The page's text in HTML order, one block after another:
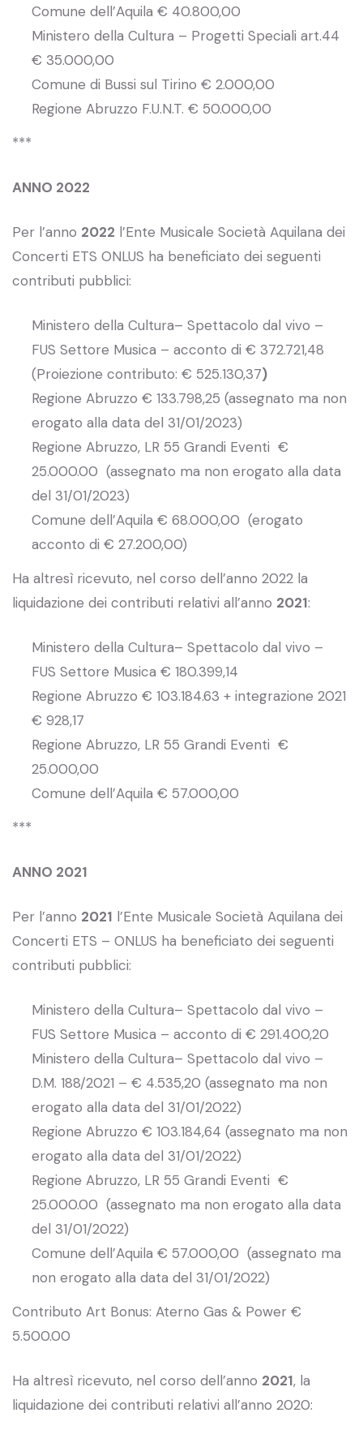
Comune dell’Aquila € 40.800,00
Ministero della Cultura – Progetti Speciali art.44
€ 35.000,00
Comune di Bussi sul Tirino € 2.000,00
Regione Abruzzo F.U.N.T. € 50.000,00
***
ANNO 2022
Per l’anno 2022 l’Ente Musicale Società Aquilana dei
Concerti ETS ONLUS ha beneficiato dei seguenti
contributi pubblici:
Ministero della Cultura– Spettacolo dal vivo –
FUS Settore Musica – acconto di € 372.721,48
(Proiezione contributo: € 525.130,37)
Regione Abruzzo € 133.798,25 (assegnato ma non
erogato alla data del 31/01/2023)
Regione Abruzzo, LR 55 Grandi Eventi €
25.000.00 (assegnato ma non erogato alla data
del 31/01/2023)
Comune dell’Aquila € 68.000,00 (erogato
acconto di € 27.200,00)
Ha altresì ricevuto, nel corso dell’anno 2022 la
liquidazione dei contributi relativi all’anno 2021:
Ministero della Cultura– Spettacolo dal vivo –
FUS Settore Musica € 180.399,14
Regione Abruzzo € 103.184.63 + integrazione 2021
€ 928,17
Regione Abruzzo, LR 55 Grandi Eventi €
25.000,00
Comune dell’Aquila € 57.000,00
***
ANNO 2021
Per l’anno 2021 l’Ente Musicale Società Aquilana dei
Concerti ETS – ONLUS ha beneficiato dei seguenti
contributi pubblici:
Ministero della Cultura– Spettacolo dal vivo –
FUS Settore Musica – acconto di € 291.400,20
Ministero della Cultura– Spettacolo dal vivo –
D.M. 188/2021 – € 4.535,20 (assegnato ma non
erogato alla data del 31/01/2022)
Regione Abruzzo € 103.184,64 (assegnato ma non
erogato alla data del 31/01/2022)
Regione Abruzzo, LR 55 Grandi Eventi €
25.000.00 (assegnato ma non erogato alla data
del 31/01/2022)
Comune dell’Aquila € 57.000,00 (assegnato ma
non erogato alla data del 31/01/2022)
Contributo Art Bonus: Aterno Gas & Power €
5.500.00
Ha altresì ricevuto, nel corso dell’anno 2021, la
liquidazione dei contributi relativi all’anno 2020: